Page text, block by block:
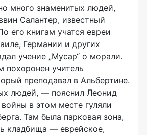
много знаменитых людей,
Салантер, известный
его книгам учатся евреи
Германии и других
учение „Мусар“ о морали.
похоронен учитель
преподавал в Альбертине.
людей, — пояснил Леонид
в этом месте гуляли
Там была парковая зона,
кладбища — еврейское,